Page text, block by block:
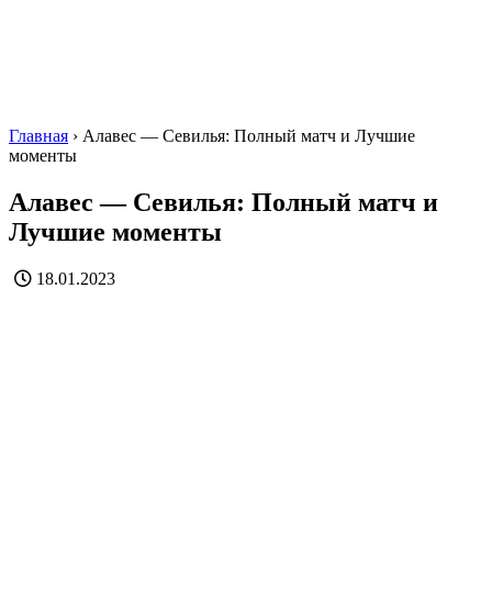
Главная › Алавес — Севилья: Полный матч и Лучшие
моменты
Алавес — Севилья: Полный матч и
Лучшие моменты
18.01.2023